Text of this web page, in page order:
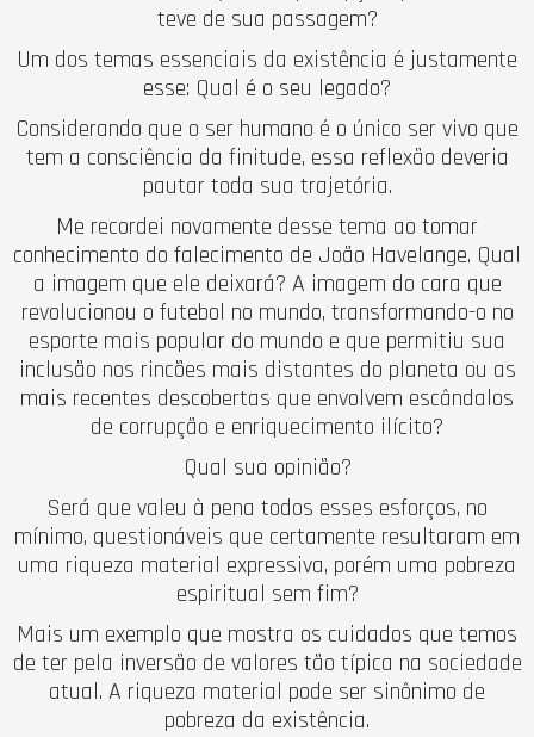
teve de sua passagem?
Um dos temas essenciais da existência é justamente
esse: Qual é o seu legado?
Considerando que o ser humano é o único ser vivo que
tem a consciência da finitude, essa reflexão deveria
pautar toda sua trajetória.
Me recordei novamente desse tema ao tomar
conhecimento do falecimento de João Havelange. Qual
a imagem que ele deixará? A imagem do cara que
revolucionou o futebol no mundo, transformando-o no
esporte mais popular do mundo e que permitiu sua
inclusão nos rincões mais distantes do planeta ou as
mais recentes descobertas que envolvem escândalos
de corrupção e enriquecimento ilícito?
Qual sua opinião?
Será que valeu à pena todos esses esforços, no
mínimo, questionáveis que certamente resultaram em
uma riqueza material expressiva, porém uma pobreza
espiritual sem fim?
Mais um exemplo que mostra os cuidados que temos
de ter pela inversão de valores tão típica na sociedade
atual. A riqueza material pode ser sinônimo de
pobreza da existência.